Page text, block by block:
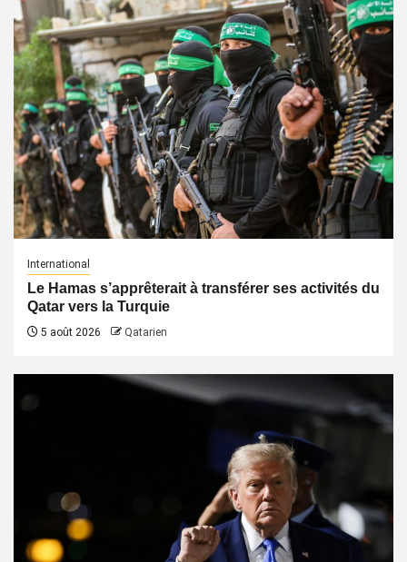
International
Le Hamas s’apprêterait à transférer ses activités du
Qatar vers la Turquie
5 août 2026 Qatarien